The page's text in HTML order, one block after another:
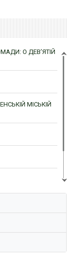
О ДЕВ’ЯТІЙ
МІСЬКІЙ